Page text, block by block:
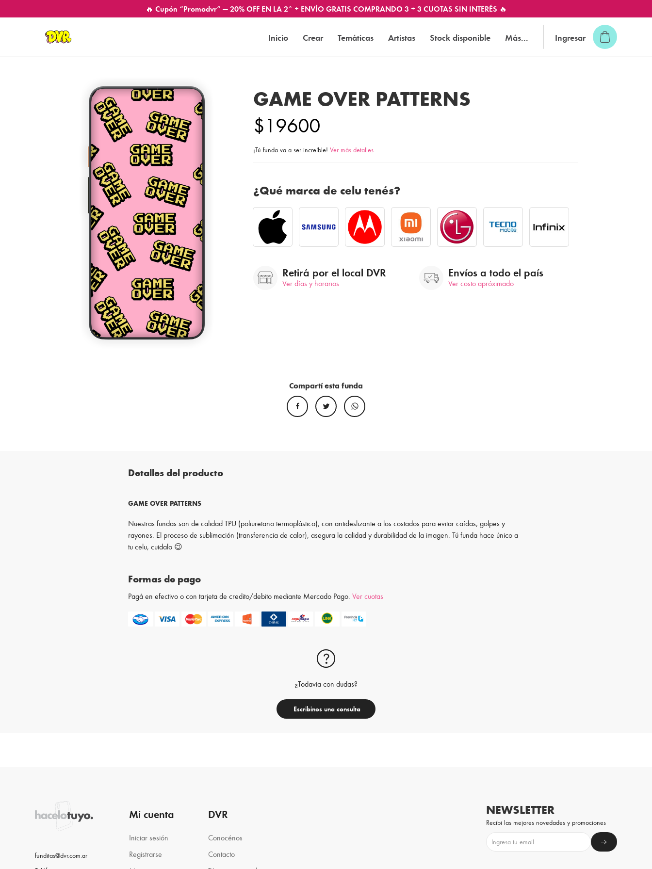
🔥 Cupón “Promodvr” — 20% OFF EN LA 2° + ENVÍO GRATIS COMPRANDO 3 + 3 CUOTAS SIN INTERÉS 🔥
Inicio Crear Temáticas Artistas Stock disponible Más... Ingresar
GAME OVER PATTERNS
$19600
¡Tú funda va a ser increíble! Ver más detalles
¿Qué marca de celu tenés?
Retirá por el local DVR
Ver días y horarios
Envíos a todo el país
Ver costo apróximado
Compartí esta funda
Detalles del producto
GAME OVER PATTERNS
Nuestras fundas son de calidad TPU (poliuretano termoplástico), con antideslizante a los costados para evitar caídas, golpes y
rayones. El proceso de sublimación (transferencia de calor), asegura la calidad y durabilidad de la imagen. Tú funda hace único a
tu celu, cuidalo 😉
Formas de pago
Pagá en efectivo o con tarjeta de credito/debito mediante Mercado Pago.Ver cuotas
¿Todavia con dudas?
Escribinos una consulta
funditas@dvr.com.ar
Mi cuenta
Iniciar sesión
Registrarse
DVR
Conocénos
Contacto
NEWSLETTER
Recibi las mejores novedades y promociones